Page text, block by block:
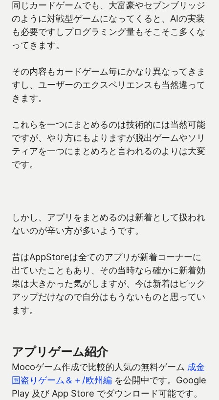
同じカードゲームでも、大富豪やセブンブリッジ
のように対戦型ゲームになってくると、AIの実装
も必要ですしプログラミング量もそこそこ多くな
ってきます。
その内容もカードゲーム毎にかなり異なってきま
すし、ユーザーのエクスペリエンスも当然違って
きます。
これらを一つにまとめるのは技術的には当然可能
ですが、やり方にもよりますが脱出ゲームやソリ
ティアを一つにまとめろと言われるのよりは大変
です。
しかし、アプリをまとめるのは新着として扱われ
ないのが辛い方が多いようです。
昔はAppStoreは全てのアプリが新着コーナーに
出ていたこともあり、その当時なら確かに新着効
果は大きかった気がしますが、今は新着はピック
アップだけなので自分はもうないものと思ってい
ます。
アプリゲーム紹介
Mocoゲーム作成で比較的人気の無料ゲーム 成金
国盗りゲーム＆＋/欧州編 を公開中です。Google
Play 及び App Store でダウンロード可能です。